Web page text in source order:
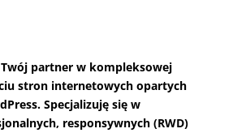
partner w kompleksowej
stron internetowych opartych
Specjalizuję się w
responsywnych (RWD)